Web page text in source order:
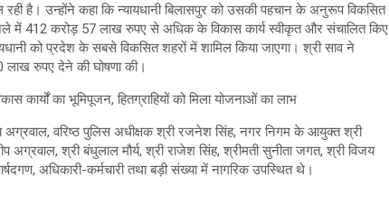
है। उन्होंने कहा कि न्यायधानी बिलासपुर को उसकी पहचान के अनुरूप विकसित
में 412 करोड़ 57 लाख रुपए से अधिक के विकास कार्य स्वीकृत और संचालित किए
को प्रदेश के सबसे विकसित शहरों में शामिल किया जाएगा। श्री साव ने
लाख रुपए देने की घोषणा की।
वरिष्ठ पुलिस अधीक्षक श्री रजनेश सिंह, नगर निगम के आयुक्त श्री
अग्रवाल, श्री बंधुलाल मौर्य, श्री राजेश सिंह, श्रीमती सुनीता जगत, श्री विजय
अधिकारी-कर्मचारी तथा बड़ी संख्या में नागरिक उपस्थित थे।